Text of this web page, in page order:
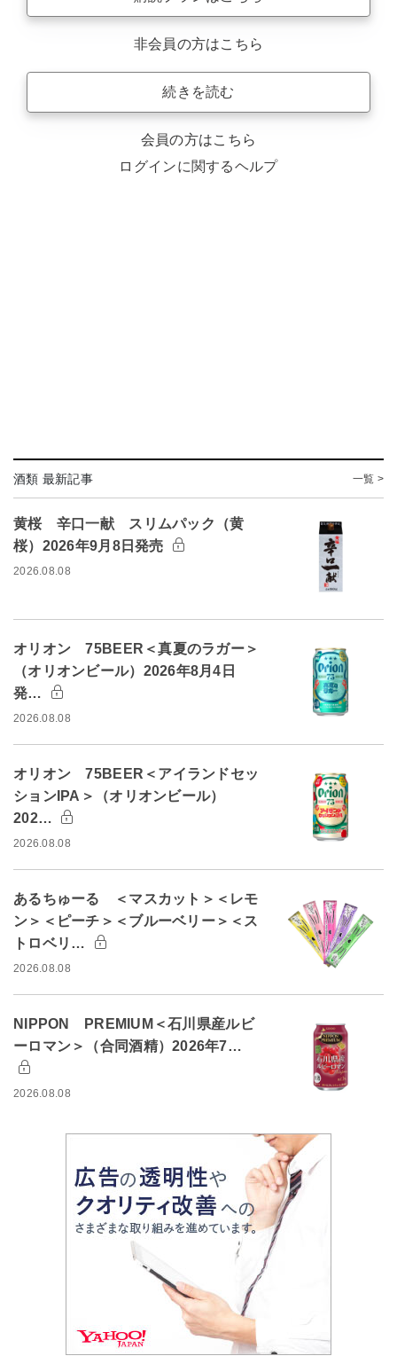
非会員の方はこちら
続きを読む
会員の方はこちら
ログインに関するヘルプ
酒類 最新記事 一覧 >
黄桜 辛口一献 スリムパック（黄
桜）2026年9月8日発売
2026.08.08
オリオン 75BEER＜真夏のラガー＞
（オリオンビール）2026年8月4日
発…
2026.08.08
オリオン 75BEER＜アイランドセッ
ションIPA＞（オリオンビール）
202…
2026.08.08
あるちゅーる ＜マスカット＞＜レモ
ン＞＜ピーチ＞＜ブルーベリー＞＜ス
トロベリ…
2026.08.08
NIPPON PREMIUM＜石川県産ルビ
ーロマン＞（合同酒精）2026年7…
2026.08.08